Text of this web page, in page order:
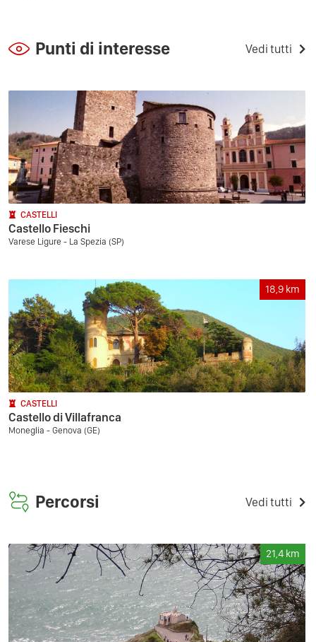
Punti di interesse Vedi tutti
CASTELLI
Castello Fieschi
Varese Ligure - La Spezia (SP)
18,9 km
CASTELLI
Castello di Villafranca
Moneglia - Genova (GE)
Percorsi Vedi tutti
21,4 km